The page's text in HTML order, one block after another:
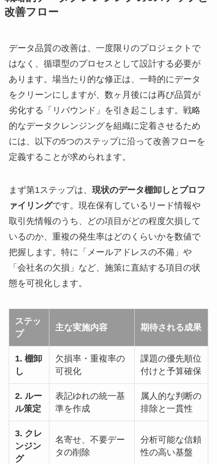
改善フロー
データ品質の改善は、一度限りのプロジェクトで
はなく、循環型のプロセスとして設計する必要が
あります。場当たり的な修正は、一時的にデータ
をクリーンにしますが、数ヶ月後には再び品質が
劣化する「リバウンド」を引き起こします。戦略
的なデータクレンジングを組織に定着させるため
には、以下の5つのステップに沿って改善フローを
定義することが求められます。
まず第1ステップは、 現状のデータ棚卸しとプロフ
ァイリングです。現在保有しているリード情報や
取引先情報のうち、どの項目がどの程度欠損して
いるのか、重複の発生率はどのくらいかを数値で
把握します。特に「メールアドレスの不備」や
「会社名の欠損」など、施策に直結する項目の状
態を可視化します。
ステッ
プ
主な実施内容 期待される成果
1. 棚卸
し
欠損率・重複率の
可視化
課題の優先順位
付けと予算確保
2. ルー
ル策定
表記ゆれの統一基
準を作成
属人的な判断の
排除と一貫性
3. クレ
ンジン
グ
名寄せ、不要デー
タの削除
分析可能な信頼
性の高い基盤